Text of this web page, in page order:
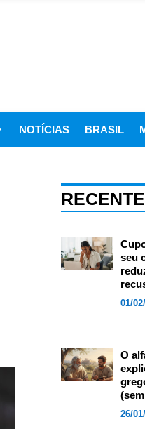
NOTÍCIAS BRASIL
seu
01/
O
26/